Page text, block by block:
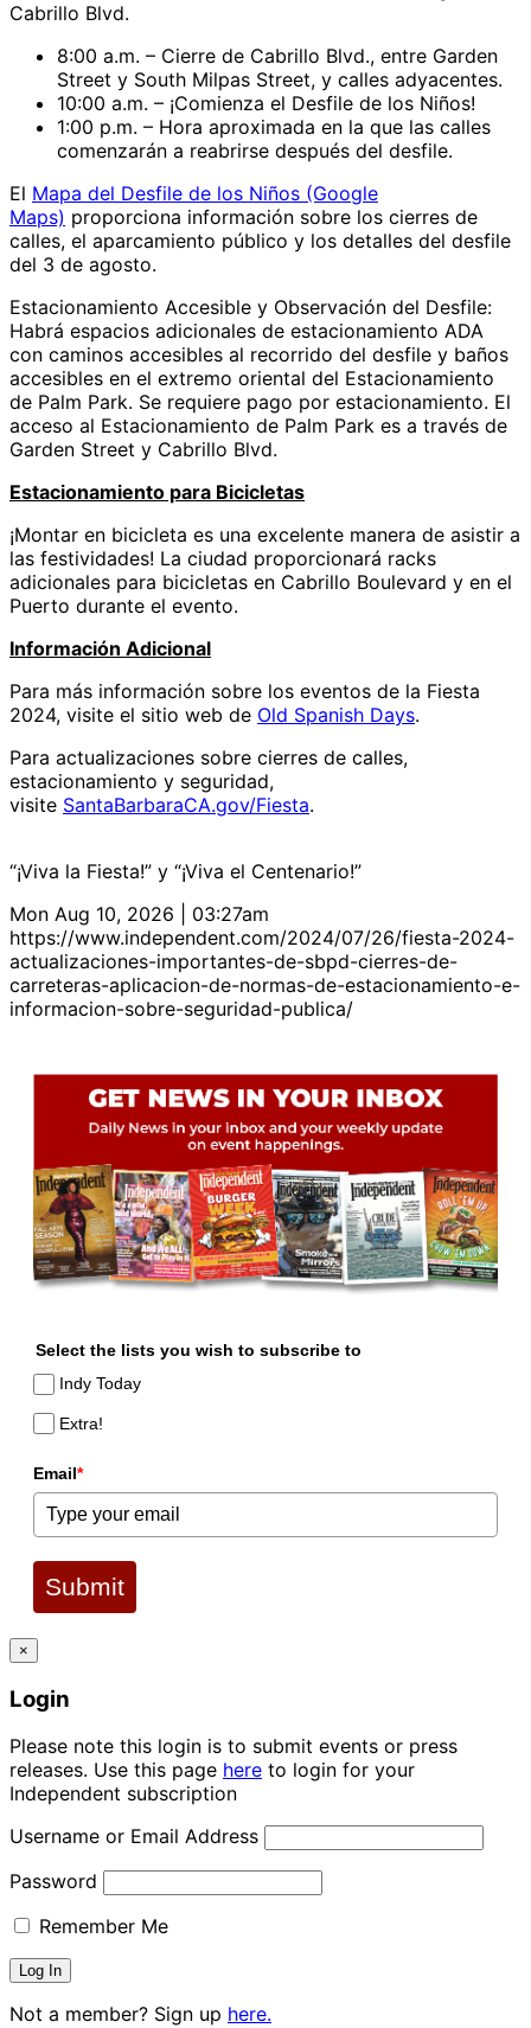
Cabrillo Blvd.
8:00 a.m. – Cierre de Cabrillo Blvd., entre Garden
Street y South Milpas Street, y calles adyacentes.
10:00 a.m. – ¡Comienza el Desfile de los Niños!
1:00 p.m. – Hora aproximada en la que las calles
comenzarán a reabrirse después del desfile.
El Mapa del Desfile de los Niños (Google
Maps) proporciona información sobre los cierres de
calles, el aparcamiento público y los detalles del desfile
del 3 de agosto.
Estacionamiento Accesible y Observación del Desfile:
Habrá espacios adicionales de estacionamiento ADA
con caminos accesibles al recorrido del desfile y baños
accesibles en el extremo oriental del Estacionamiento
de Palm Park. Se requiere pago por estacionamiento. El
acceso al Estacionamiento de Palm Park es a través de
Garden Street y Cabrillo Blvd.
Estacionamiento para Bicicletas
¡Montar en bicicleta es una excelente manera de asistir a
las festividades! La ciudad proporcionará racks
adicionales para bicicletas en Cabrillo Boulevard y en el
Puerto durante el evento.
Información Adicional
Para más información sobre los eventos de la Fiesta
2024, visite el sitio web de Old Spanish Days.
Para actualizaciones sobre cierres de calles,
estacionamiento y seguridad,
visite SantaBarbaraCA.gov/Fiesta.
“¡Viva la Fiesta!” y “¡Viva el Centenario!”
Mon Aug 10, 2026 | 03:27am
https://www.independent.com/2024/07/26/fiesta-2024-
actualizaciones-importantes-de-sbpd-cierres-de-
carreteras-aplicacion-de-normas-de-estacionamiento-e-
informacion-sobre-seguridad-publica/
Select the lists you wish to subscribe to
Indy Today
Extra!
Email*
Submit
×
Login
Please note this login is to submit events or press
releases. Use this page here to login for your
Independent subscription
Username or Email Address
Password
Remember Me
Not a member? Sign up here.